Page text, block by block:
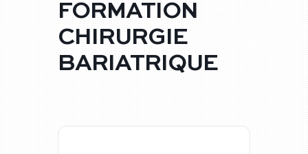
FORMATION
CHIRURGIE
BARIATRIQUE